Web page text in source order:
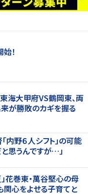
！
海大甲府VS鶴岡東、両
が勝敗のカギを握る
内野６人シフト」の可能
思うんですが…」
花巻東・萬谷堅心の母
心をよせる子育てと